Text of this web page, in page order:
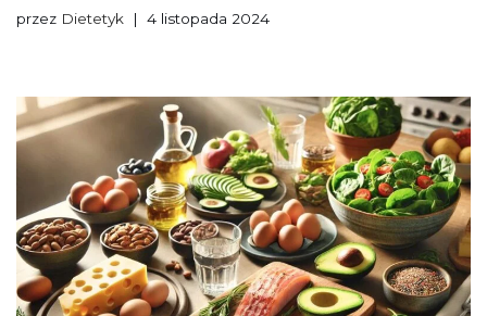
przez Dietetyk 4 listopada 2024